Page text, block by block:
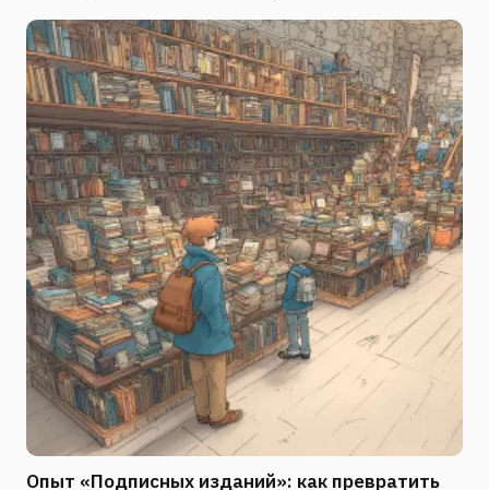
Опыт «Подписных изданий»: как превратить